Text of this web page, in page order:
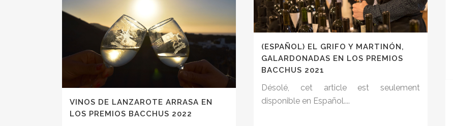
VINOS DE LANZAROTE ARRASA EN
LOS PREMIOS BACCHUS 2022
(ESPAÑOL) EL GRIFO Y MARTINÓN,
GALARDONADAS EN LOS PREMIOS
BACCHUS 2021
Désolé, cet article est seulement
disponible en Español....